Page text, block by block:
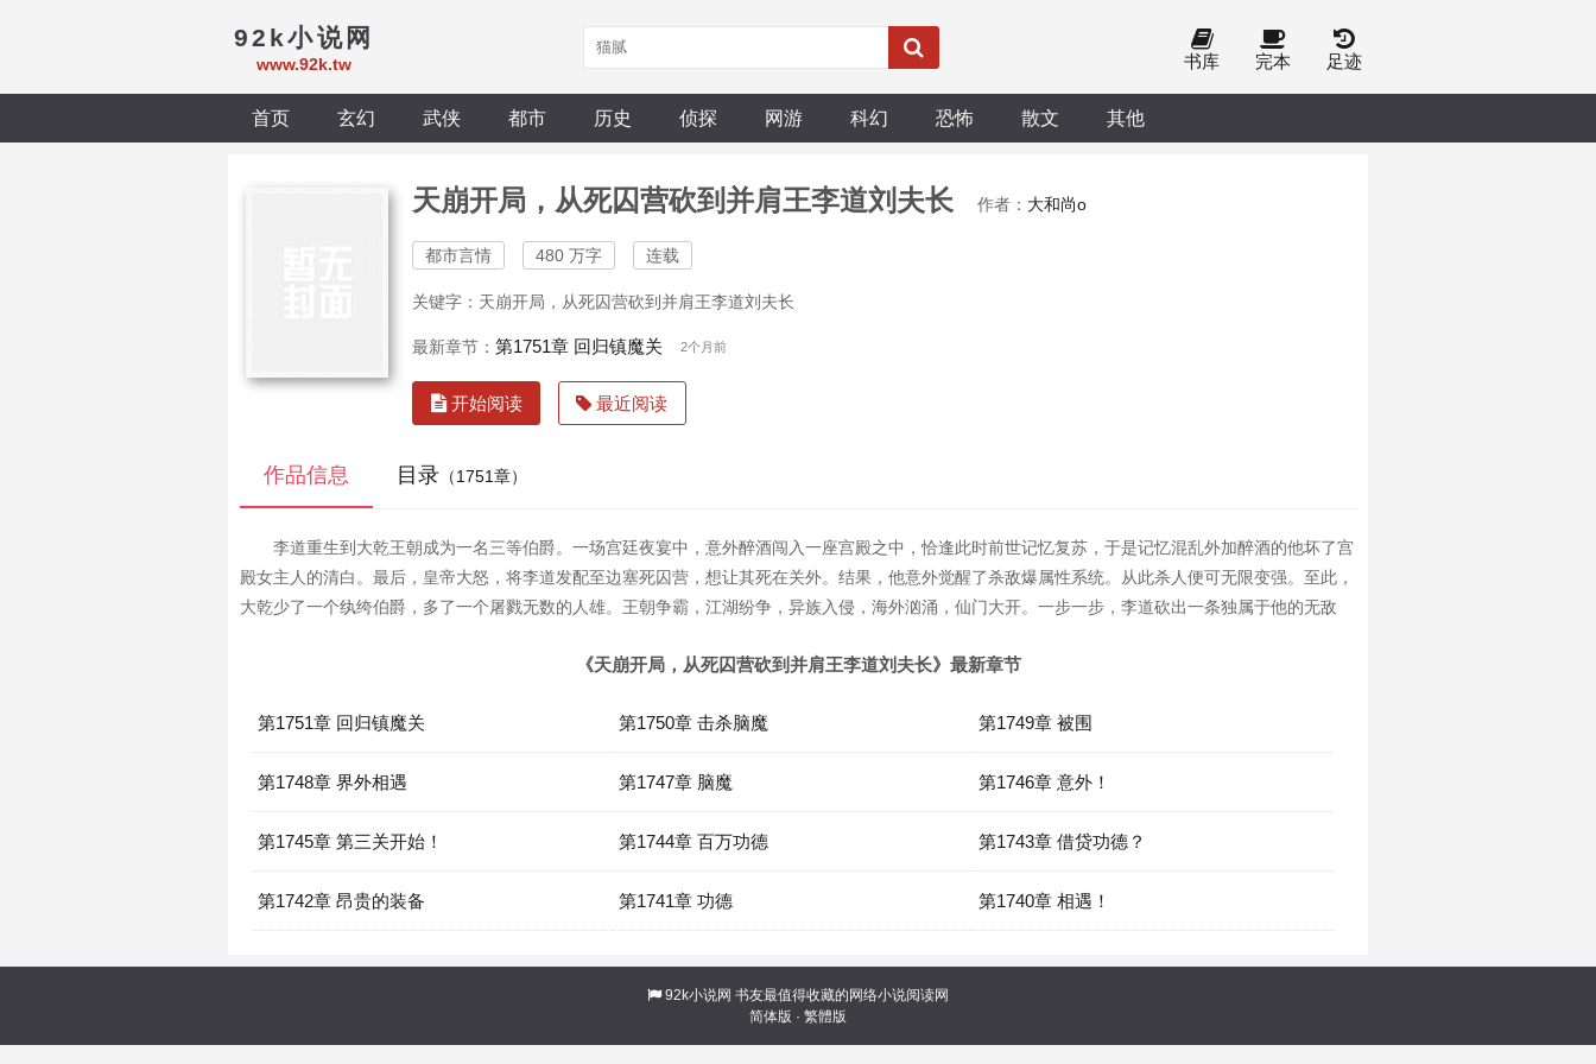
92k小说网
www.92k.tw 书库 完本 足迹
首页 玄幻 武侠 都市 历史 侦探 网游 科幻 恐怖 散文 其他
天崩开局，从死囚营砍到并肩王李道刘夫长 作者： 大和尚o
都市言情 480 万字 连载
关键字：天崩开局，从死囚营砍到并肩王李道刘夫长
最新章节： 第1751章 回归镇魔关 2个月前
开始阅读 最近阅读
作品信息 目录 （1751章）
李道重生到大乾王朝成为一名三等伯爵。一场宫廷夜宴中，意外醉酒闯入一座宫殿之中，恰逢此时前世记忆复苏，于是记忆混乱外加醉酒的他坏了宫
殿女主人的清白。最后，皇帝大怒，将李道发配至边塞死囚营，想让其死在关外。结果，他意外觉醒了杀敌爆属性系统。从此杀人便可无限变强。至此，
大乾少了一个纨绔伯爵，多了一个屠戮无数的人雄。王朝争霸，江湖纷争，异族入侵，海外汹涌，仙门大开。一步一步，李道砍出一条独属于他的无敌
《天崩开局，从死囚营砍到并肩王李道刘夫长》最新章节
第1751章 回归镇魔关 第1750章 击杀脑魔 第1749章 被围
第1748章 界外相遇 第1747章 脑魔 第1746章 意外！
第1745章 第三关开始！ 第1744章 百万功德 第1743章 借贷功德？
第1742章 昂贵的装备 第1741章 功德 第1740章 相遇！
92k小说网 书友最值得收藏的网络小说阅读网
简体版 · 繁體版